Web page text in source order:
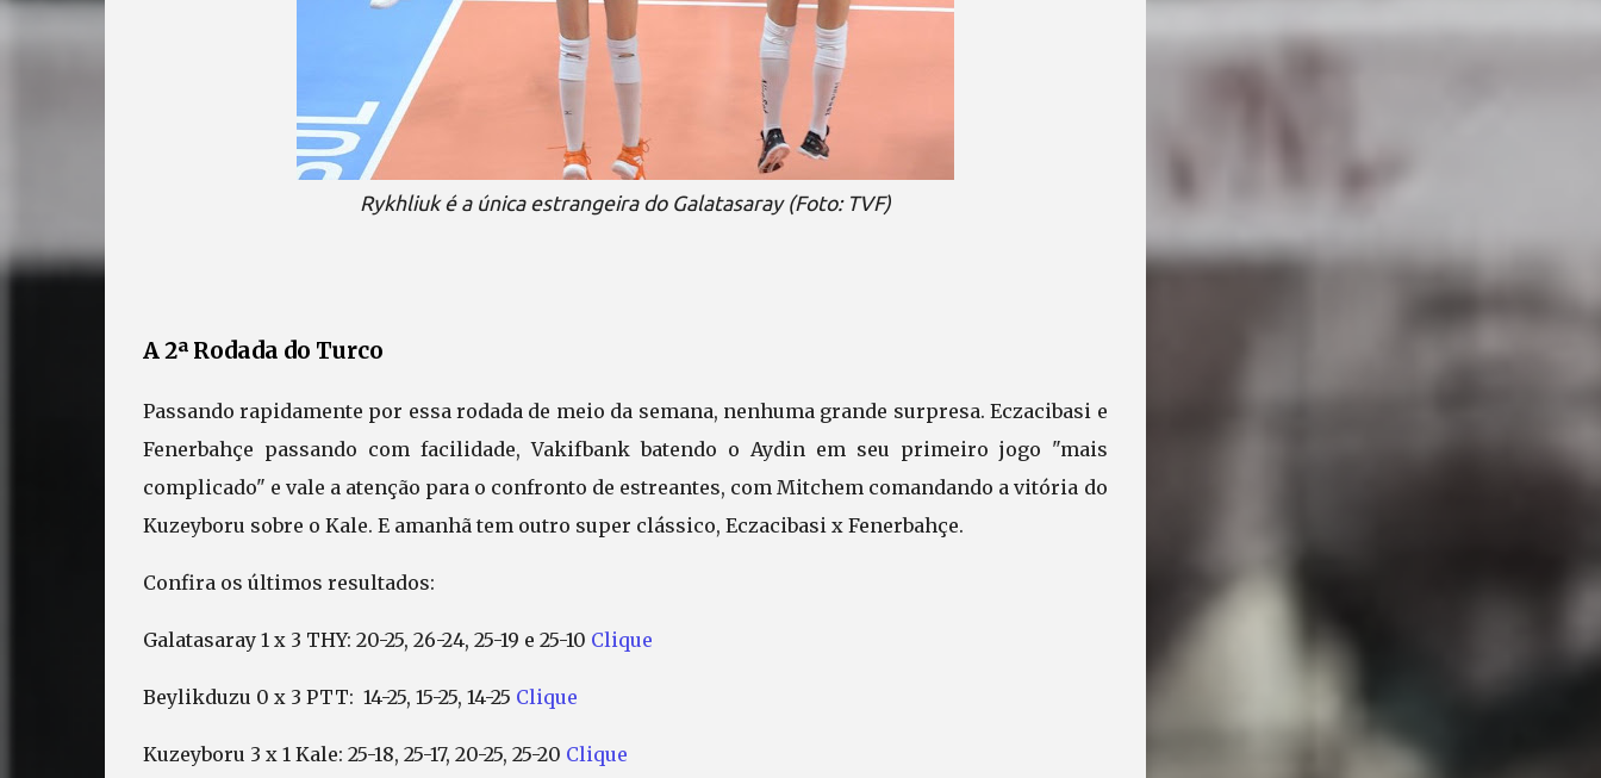
Rykhliuk é a única estrangeira do Galatasaray (Foto: TVF)
A 2ª Rodada do Turco
Passando rapidamente por essa rodada de meio da semana, nenhuma grande surpresa. Eczacibasi e
Fenerbahçe passando com facilidade, Vakifbank batendo o Aydin em seu primeiro jogo "mais
complicado" e vale a atenção para o confronto de estreantes, com Mitchem comandando a vitória do
Kuzeyboru sobre o Kale. E amanhã tem outro super clássico, Eczacibasi x Fenerbahçe.
Confira os últimos resultados:
Galatasaray 1 x 3 THY: 20-25, 26-24, 25-19 e 25-10 Clique
Beylikduzu 0 x 3 PTT: 14-25, 15-25, 14-25 Clique
Kuzeyboru 3 x 1 Kale: 25-18, 25-17, 20-25, 25-20 Clique